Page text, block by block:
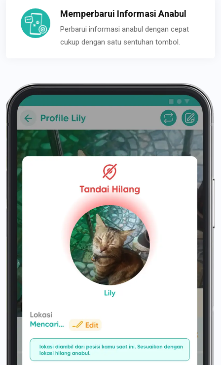
Memperbarui Informasi Anabul
Perbarui informasi anabul dengan cepat
cukup dengan satu sentuhan tombol.